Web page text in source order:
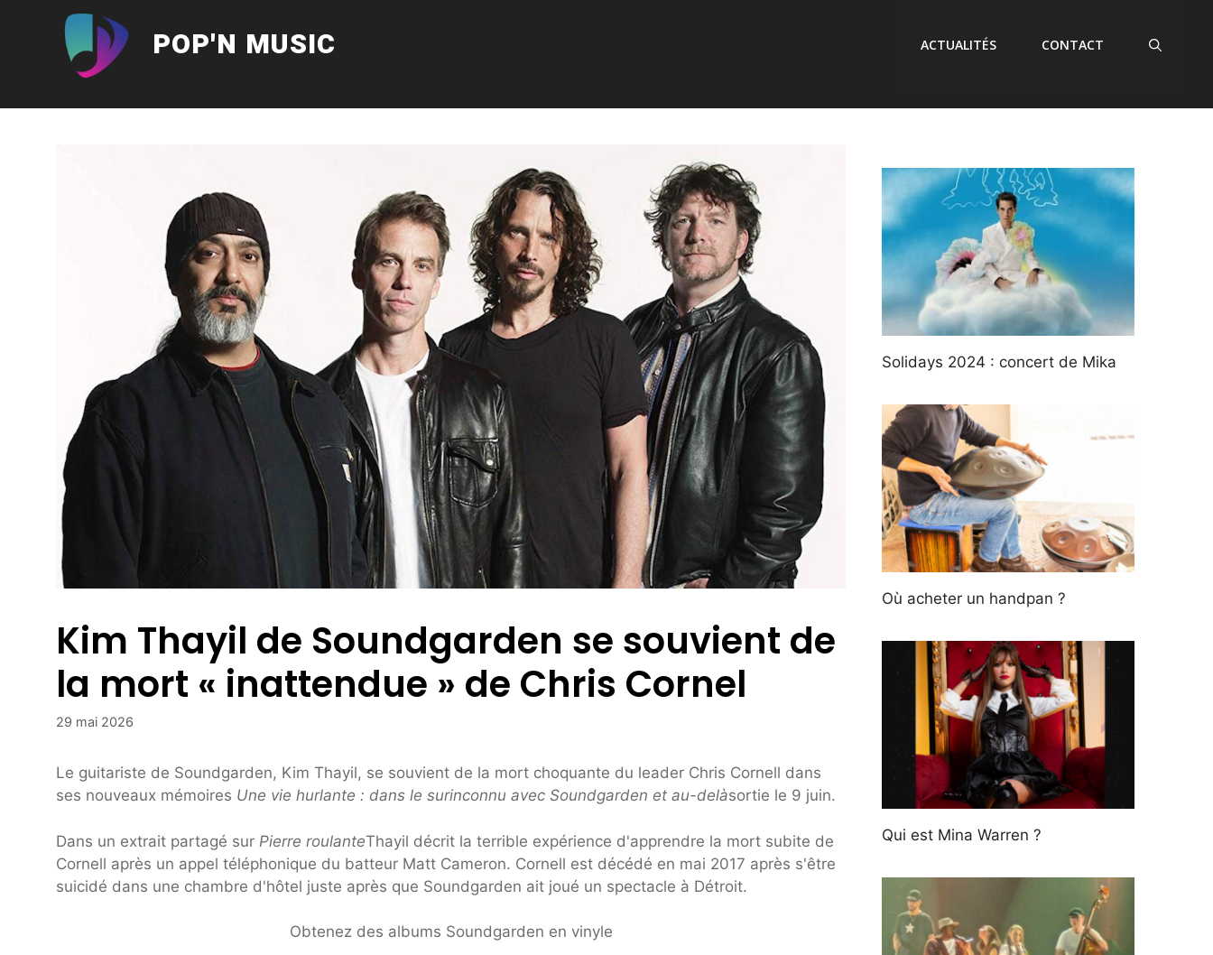
POP'N MUSIC ACTUALITÉS CONTACT
Kim Thayil de Soundgarden se souvient de
la mort « inattendue » de Chris Cornel
29 mai 2026
Le guitariste de Soundgarden, Kim Thayil, se souvient de la mort choquante du leader Chris Cornell dans
ses nouveaux mémoires Une vie hurlante : dans le surinconnu avec Soundgarden et au-delàsortie le 9 juin.
Dans un extrait partagé sur Pierre roulanteThayil décrit la terrible expérience d'apprendre la mort subite de
Cornell après un appel téléphonique du batteur Matt Cameron. Cornell est décédé en mai 2017 après s'être
suicidé dans une chambre d'hôtel juste après que Soundgarden ait joué un spectacle à Détroit.
Obtenez des albums Soundgarden en vinyle
Solidays 2024 : concert de Mika
Où acheter un handpan ?
Qui est Mina Warren ?